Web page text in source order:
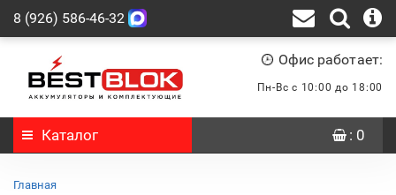
8 (926) 586-46-32
Офис работает:
Пн-Вс с 10:00 до 18:00
Каталог : 0
Главная